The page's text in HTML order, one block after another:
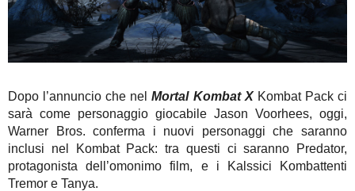
Dopo l’annuncio che nelMortal Kombat X Kombat Pack ci
sarà come personaggio giocabile Jason Voorhees, oggi,
Warner Bros. conferma i nuovi personaggi che saranno
inclusi nel Kombat Pack: tra questi ci saranno Predator,
protagonista dell’omonimo film, e i Kalssici Kombattenti
Tremor e Tanya.